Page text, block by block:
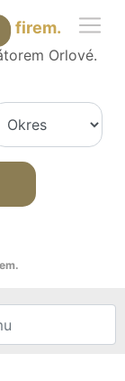
firem.
Orlové.